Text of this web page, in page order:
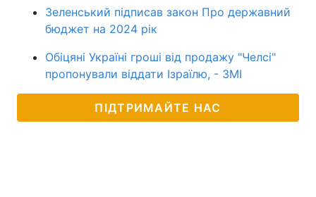
Зеленський підписав закон Про державний
бюджет на 2024 рік
Обіцяні Україні гроші від продажу "Челсі"
пропонували віддати Ізраїлю, - ЗМІ
ПІДТРИМАЙТЕ НАС